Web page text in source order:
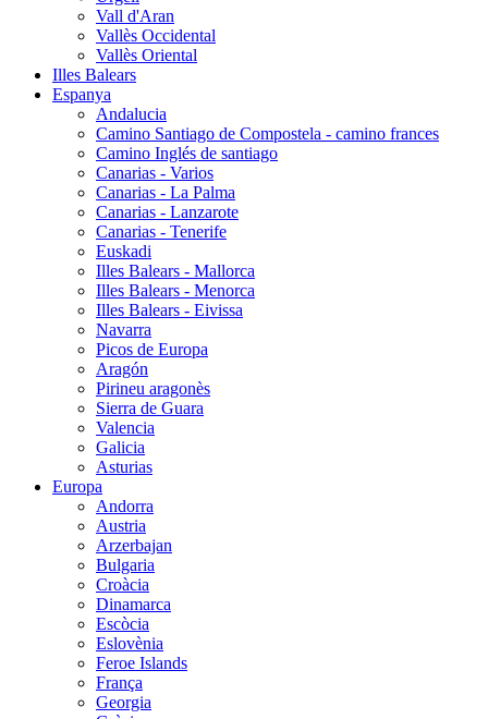
Vall d'Aran
Vallès Occidental
Vallès Oriental
Illes Balears
Espanya
Andalucia
Camino Santiago de Compostela - camino frances
Camino Inglés de santiago
Canarias - Varios
Canarias - La Palma
Canarias - Lanzarote
Canarias - Tenerife
Euskadi
Illes Balears - Mallorca
Illes Balears - Menorca
Illes Balears - Eivissa
Navarra
Picos de Europa
Aragón
Pirineu aragonès
Sierra de Guara
Valencia
Galicia
Asturias
Europa
Andorra
Austria
Arzerbajan
Bulgaria
Croàcia
Dinamarca
Escòcia
Eslovènia
Feroe Islands
França
Georgia